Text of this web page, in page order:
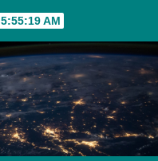
5:55:20 AM